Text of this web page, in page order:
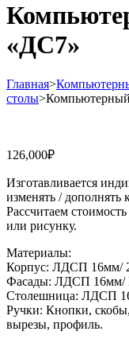
«ДС7»
Главная>
столы>
126,000₽
Изготавливается
изменять / дополнять
Рассчитаем
или рисунку.
Материалы:
Корпус: ЛДСП 16мм/
Фасады: ЛДСП 16мм/
Столешница: ЛДСП
Ручки: Кнопки,
вырезы, профиль.